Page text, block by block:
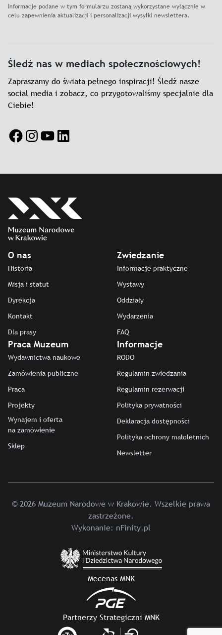
Informacje podane w tym formularzu zostaną wykorzystane wyłącznie w
celu zapewnienia aktualizacji i personalizacji wysyłki newslettera.
Śledź nas w mediach społecznościowych!
Zapraszamy do świata pełnego inspiracji! Śledź nasze
social media i zobacz, co przygotowaliśmy specjalnie dla
Ciebie!
Facebook
Instagram
YouTube
LinkedIn
O nas
Historia
Misja i statut
Dyrekcja
Kontakt
Dla prasy
Zwiedzanie
Informacje praktyczne
Wystawy
Oddziały
Wydarzenia
FAQ
Praca Muzeum
Wydawnictwa naukowe
Zamówienia publiczne
Praca
Projekty
Wynajem i oferta
na zamówienie
Sklep
Informacje
RODO
Regulamin zwiedzania
Regulamin rezerwacji
Polityka prywatności
Deklaracja dostępności
Polityka ochrony małoletnich
Newsletter
© 2026 Muzeum Narodowe w Krakowie. Wszelkie prawa
zastrzeżone.
Wykonanie: nFinity.pl
Mecenas MNK
Partnerzy Strategiczni MNK